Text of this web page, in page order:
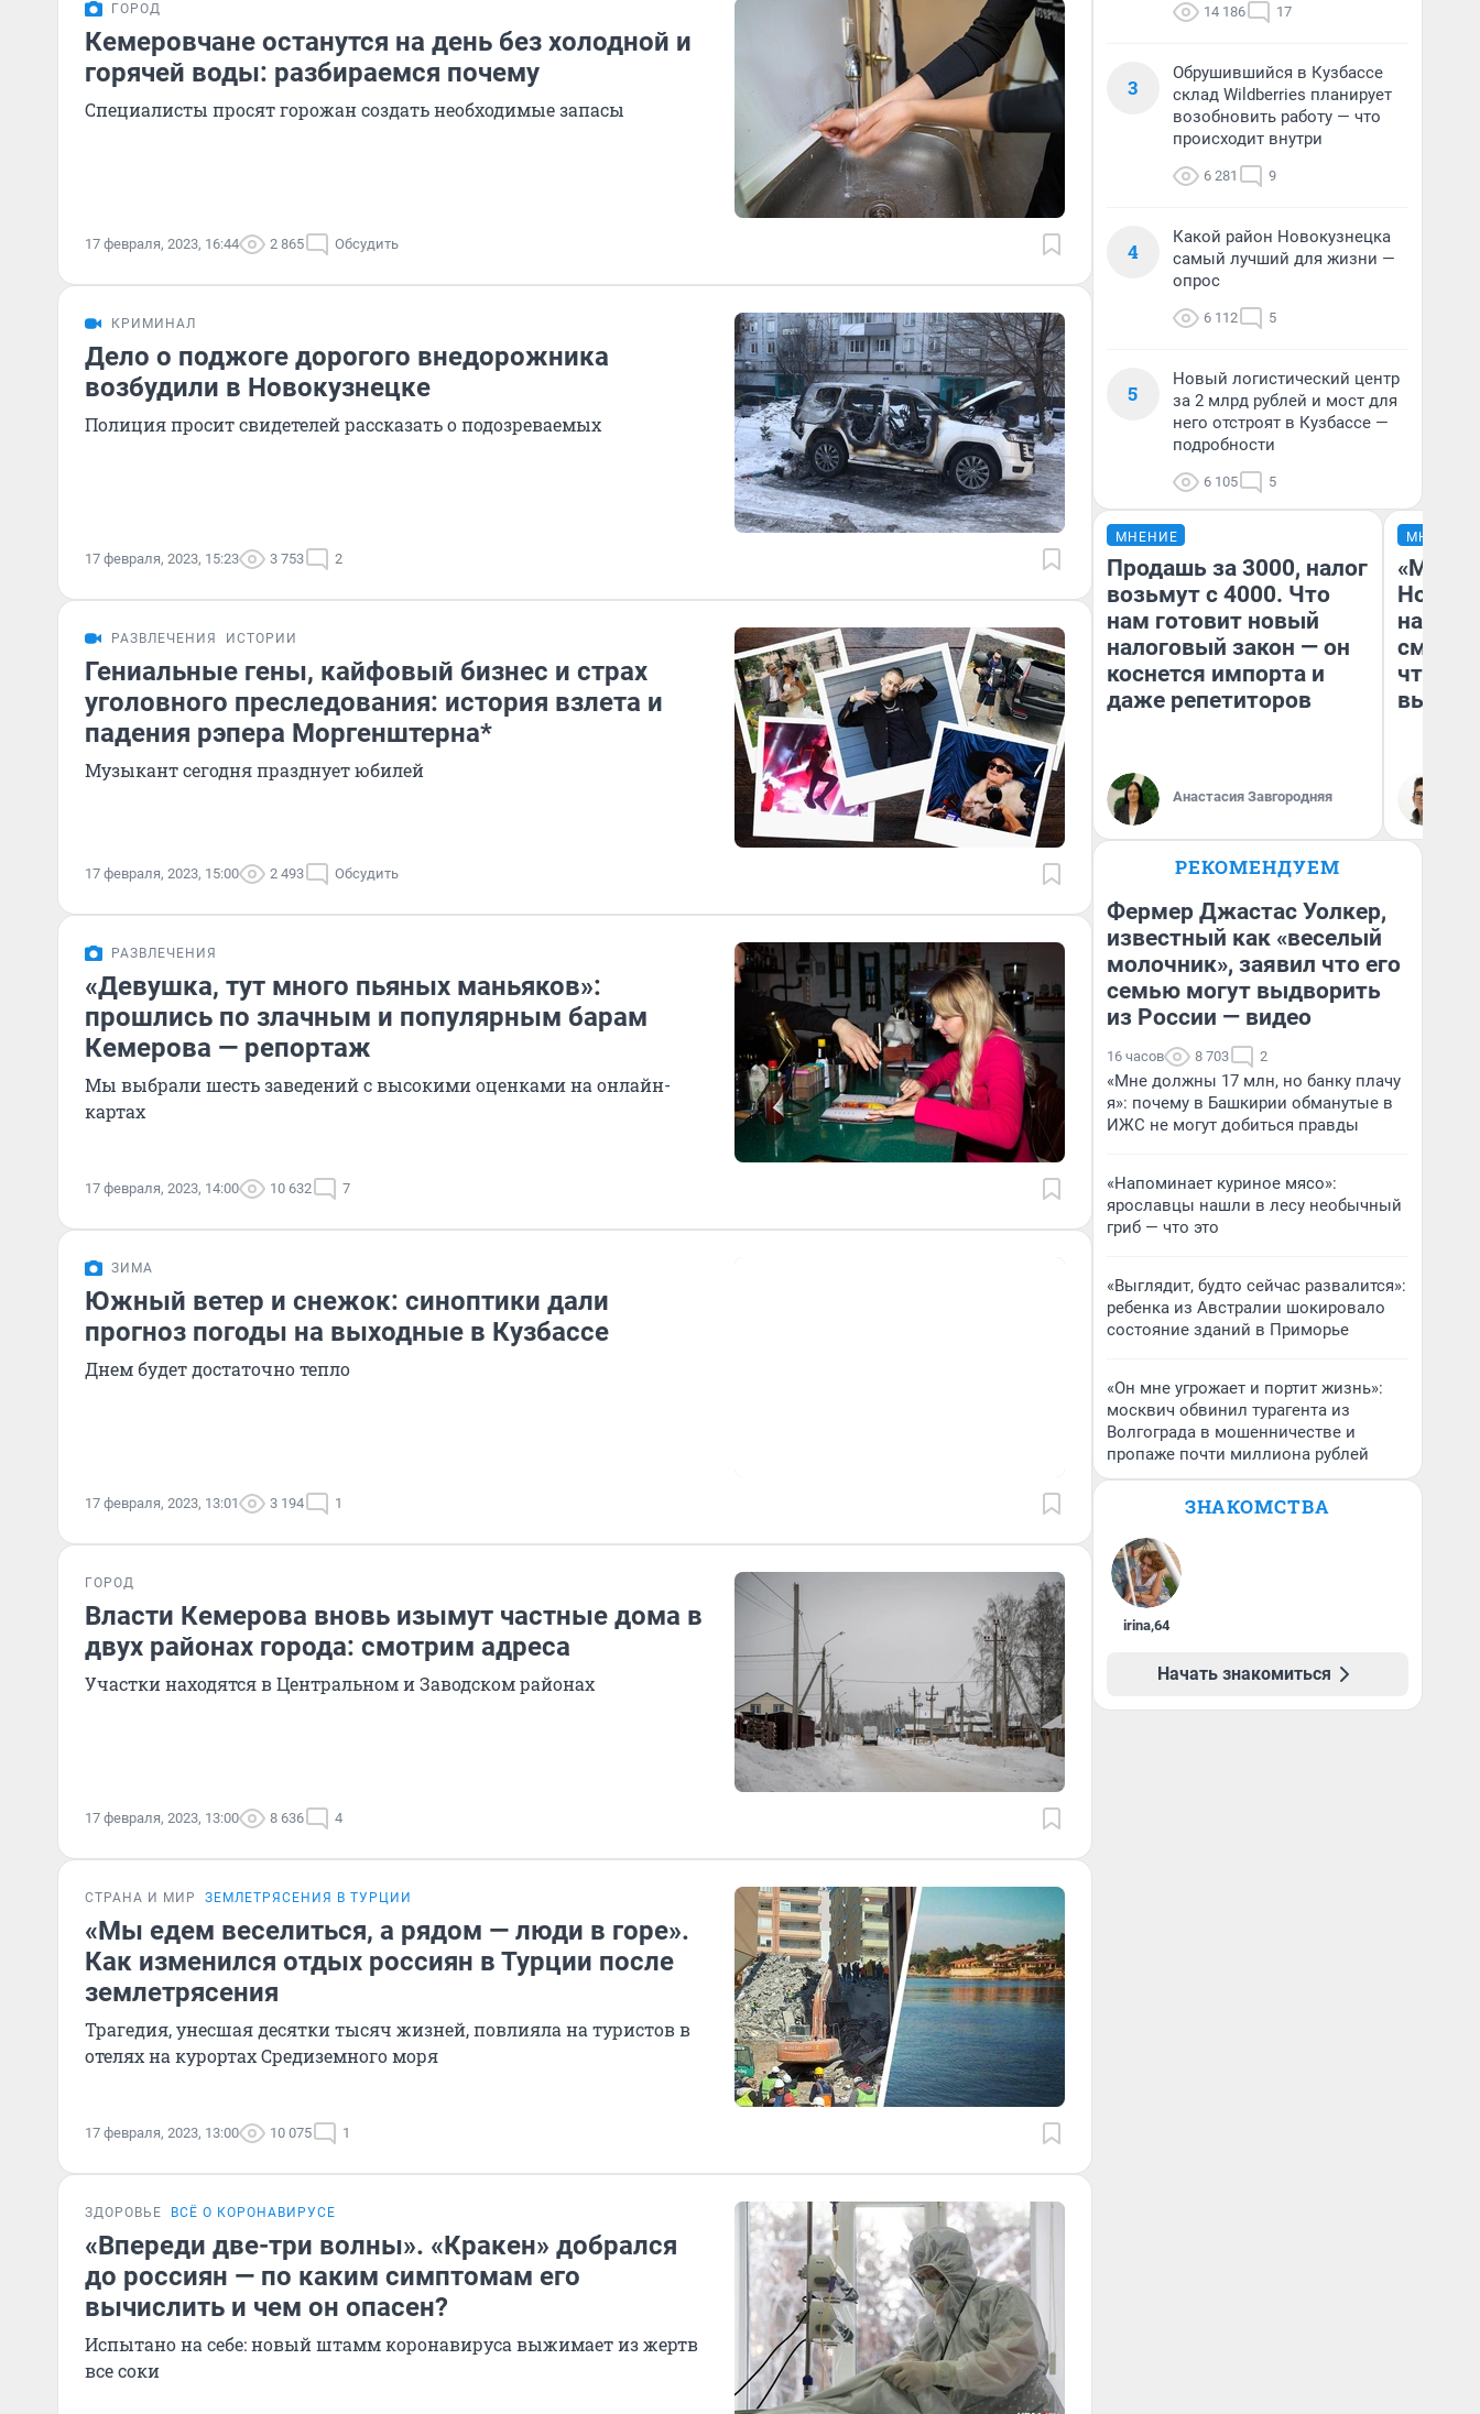
ГОРОД
Кемеровчане останутся на день без холодной и
горячей воды: разбираемся почему
Специалисты просят горожан создать необходимые запасы
17 февраля, 2023, 16:44 2 865 Обсудить
КРИМИНАЛ
Дело о поджоге дорогого внедорожника
возбудили в Новокузнецке
Полиция просит свидетелей рассказать о подозреваемых
17 февраля, 2023, 15:23 3 753 2
РАЗВЛЕЧЕНИЯ ИСТОРИИ
Гениальные гены, кайфовый бизнес и страх
уголовного преследования: история взлета и
падения рэпера Моргенштерна*
Музыкант сегодня празднует юбилей
17 февраля, 2023, 15:00 2 493 Обсудить
РАЗВЛЕЧЕНИЯ
«Девушка, тут много пьяных маньяков»:
прошлись по злачным и популярным барам
Кемерова — репортаж
Мы выбрали шесть заведений с высокими оценками на онлайн-
картах
17 февраля, 2023, 14:00 10 632 7
ЗИМА
Южный ветер и снежок: синоптики дали
прогноз погоды на выходные в Кузбассе
Днем будет достаточно тепло
17 февраля, 2023, 13:01 3 194 1
ГОРОД
Власти Кемерова вновь изымут частные дома в
двух районах города: смотрим адреса
Участки находятся в Центральном и Заводском районах
17 февраля, 2023, 13:00 8 636 4
СТРАНА И МИР ЗЕМЛЕТРЯСЕНИЯ В ТУРЦИИ
«Мы едем веселиться, а рядом — люди в горе».
Как изменился отдых россиян в Турции после
землетрясения
Трагедия, унесшая десятки тысяч жизней, повлияла на туристов в
отелях на курортах Средиземного моря
17 февраля, 2023, 13:00 10 075 1
ЗДОРОВЬЕ ВСЁ О КОРОНАВИРУСЕ
«Впереди две-три волны». «Кракен» добрался
до россиян — по каким симптомам его
вычислить и чем он опасен?
Испытано на себе: новый штамм коронавируса выжимает из жертв
все соки
14 186 17
3
Обрушившийся в Кузбассе
склад Wildberries планирует
возобновить работу — что
происходит внутри
6 281 9
4
Какой район Новокузнецка
самый лучший для жизни —
опрос
6 112 5
5
Новый логистический центр
за 2 млрд рублей и мост для
него отстроят в Кузбассе —
подробности
6 105 5
МНЕНИЕ
Продашь за 3000, налог
возьмут с 4000. Что
нам готовит новый
налоговый закон — он
коснется импорта и
даже репетиторов
Анастасия Завгородняя
МНЕНИЕ
«Мы
чтобы
РЕКОМЕНДУЕМ
Фермер Джастас Уолкер,
известный как «веселый
молочник», заявил что его
семью могут выдворить
из России — видео
16 часов 8 703 2
«Мне должны 17 млн, но банку плачу
я»: почему в Башкирии обманутые в
ИЖС не могут добиться правды
«Напоминает куриное мясо»:
ярославцы нашли в лесу необычный
гриб — что это
«Выглядит, будто сейчас развалится»:
ребенка из Австралии шокировало
состояние зданий в Приморье
«Он мне угрожает и портит жизнь»:
москвич обвинил турагента из
Волгограда в мошенничестве и
пропаже почти миллиона рублей
ЗНАКОМСТВА
irina,64
Начать знакомиться